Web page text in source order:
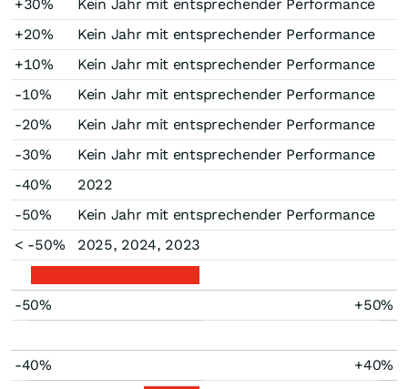
+30%
Kein Jahr mit entsprechender Performance
+20%
Kein Jahr mit entsprechender Performance
+10%
Kein Jahr mit entsprechender Performance
-10%
Kein Jahr mit entsprechender Performance
-20%
Kein Jahr mit entsprechender Performance
-30%
Kein Jahr mit entsprechender Performance
-40%
2022
-50%
Kein Jahr mit entsprechender Performance
< -50%
2025, 2024, 2023
-50% +50%
-40% +40%